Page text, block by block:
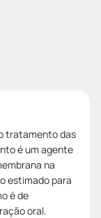
tratamento das
é um agente
na
estimado para
é de
oral.